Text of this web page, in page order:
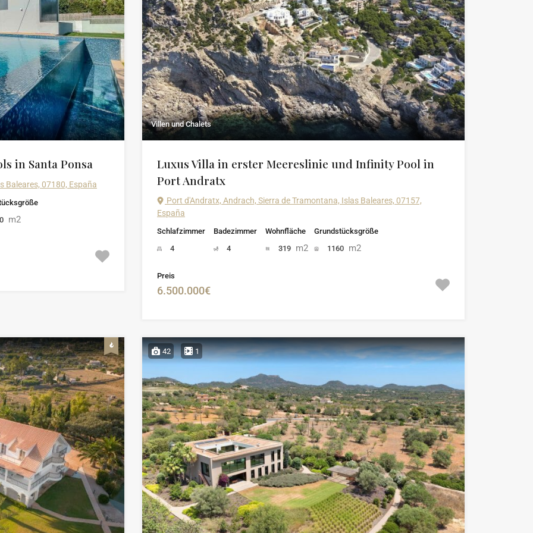
in Santa Ponsa
Baleares, 07180, España
m2
Villen und Chalets
Luxus Villa in erster Meereslinie und Infinity Pool in
Port Andratx
Port d'Andratx, Andrach, Sierra de Tramontana, Islas Baleares, 07157,
España
Schlafzimmer
4
Badezimmer
4
Wohnfläche
319 m2
Grundstücksgröße
1160 m2
Preis
6.500.000€
42 1